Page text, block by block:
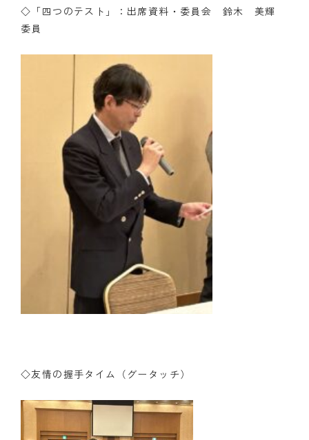
◇「四つのテスト」：出席資料・委員会 鈴木 美輝
委員
◇友情の握手タイム（グータッチ）